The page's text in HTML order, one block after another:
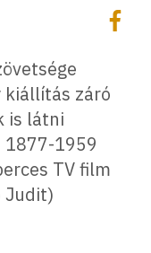
kiállítás záró
is látni
1877-1959
TV film
Judit)